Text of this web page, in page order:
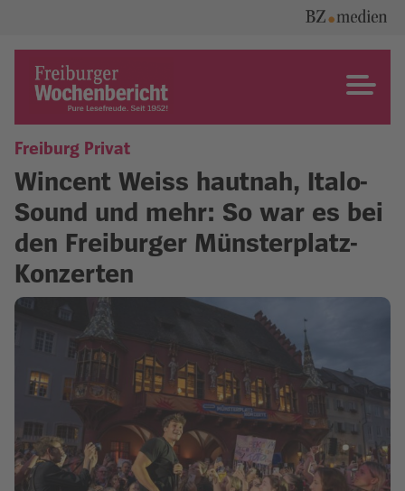
content
Freiburger Wochenbericht
Freiburg Privat
Wincent Weiss hautnah, Italo-
Sound und mehr: So war es bei
den Freiburger Münsterplatz-
Konzerten